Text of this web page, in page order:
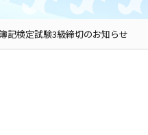
記検定試験3級締切のお知らせ